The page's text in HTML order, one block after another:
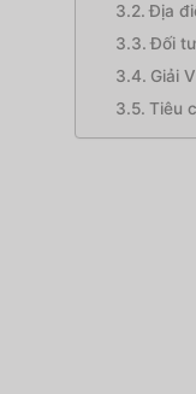
Địa
Đối
Giải
Tiêu